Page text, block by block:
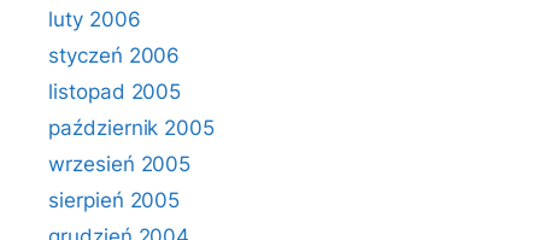
luty 2006
styczeń 2006
listopad 2005
październik 2005
wrzesień 2005
sierpień 2005